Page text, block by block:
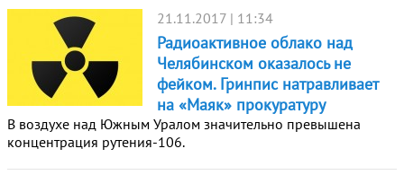
21.11.2017 | 11:34
Радиоактивное облако над
Челябинском оказалось не
фейком. Гринпис натравливает
на «Маяк» прокуратуру
В воздухе над Южным Уралом значительно превышена
концентрация рутения-106.